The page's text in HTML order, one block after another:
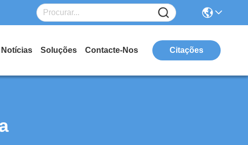
Notícias Soluções Contacte-Nos Citações